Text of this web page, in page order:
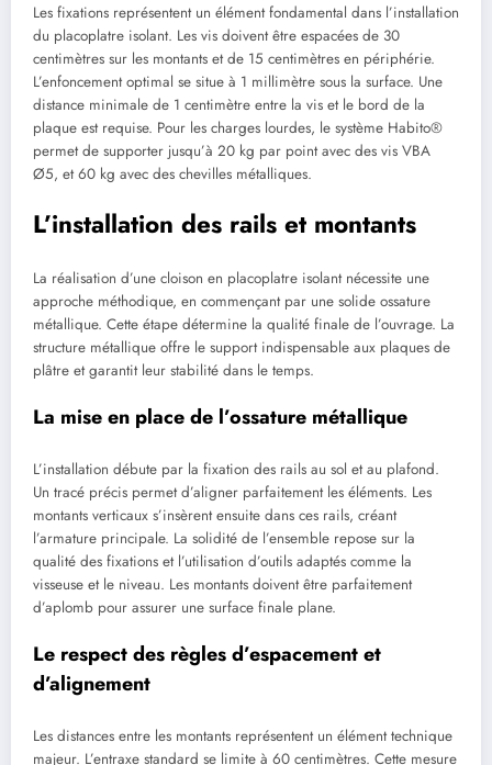
Les fixations représentent un élément fondamental dans l’installation
du placoplatre isolant. Les vis doivent être espacées de 30
centimètres sur les montants et de 15 centimètres en périphérie.
L’enfoncement optimal se situe à 1 millimètre sous la surface. Une
distance minimale de 1 centimètre entre la vis et le bord de la
plaque est requise. Pour les charges lourdes, le système Habito®
permet de supporter jusqu’à 20 kg par point avec des vis VBA
Ø5, et 60 kg avec des chevilles métalliques.
L’installation des rails et montants
La réalisation d’une cloison en placoplatre isolant nécessite une
approche méthodique, en commençant par une solide ossature
métallique. Cette étape détermine la qualité finale de l’ouvrage. La
structure métallique offre le support indispensable aux plaques de
plâtre et garantit leur stabilité dans le temps.
La mise en place de l’ossature métallique
L’installation débute par la fixation des rails au sol et au plafond.
Un tracé précis permet d’aligner parfaitement les éléments. Les
montants verticaux s’insèrent ensuite dans ces rails, créant
l’armature principale. La solidité de l’ensemble repose sur la
qualité des fixations et l’utilisation d’outils adaptés comme la
visseuse et le niveau. Les montants doivent être parfaitement
d’aplomb pour assurer une surface finale plane.
Le respect des règles d’espacement et
d’alignement
Les distances entre les montants représentent un élément technique
majeur. L’entraxe standard se limite à 60 centimètres. Cette mesure